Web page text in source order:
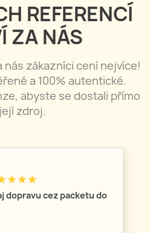
REFERENCÍ
ZA NÁS
zákazníci cení nejvíce!
a 100% autentické.
abyste se dostali přímo
zdroj.
starstarstar
dopravu cez packetu do